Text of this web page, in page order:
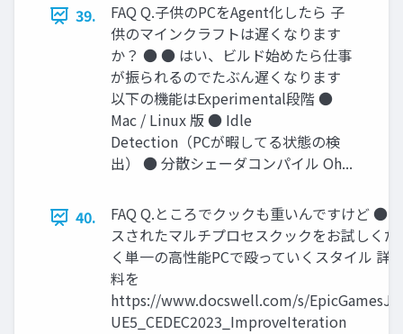
39.
FAQ Q.子供のPCをAgent化したら 子
供のマインクラフトは遅くなります
か？ ● ● はい、ビルド始めたら仕事
が振られるのでたぶん遅くなります
以下の機能はExperimental段階 ●
Mac / Linux 版 ● Idle
Detection（PCが暇してる状態の検
出） ● 分散シェーダコンパイル Oh...
40.
FAQ Q.ところでクックも重いんですけど ●
スされたマルチプロセスクックをお試しく
く単一の高性能PCで殴っていくスタイル 詳
料を
https://www.docswell.com/s/
UE5_CEDEC2023_ImproveIteration